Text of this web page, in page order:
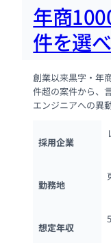
年商
件を選
創業以来黒字・年
件超の案件から、
エンジニアへの異
採用企業
勤務地
想定年収